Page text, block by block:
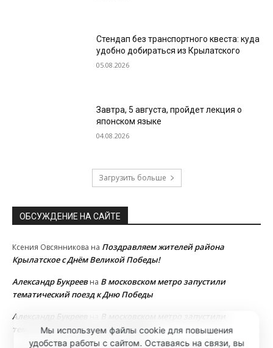
Стендап без транспортного квеста: куда
удобно добираться из Крылатского
05.08.2026
Завтра, 5 августа, пройдет лекция о
японском языке
04.08.2026
Загрузить больше
ОБСУЖДЕНИЕ НА САЙТЕ
Ксения Овсянникова на Поздравляем жителей района
Крылатское с Днём Великой Победы!
Александр Букреевна В московском метро запустили
тематический поезд к Дню Победы
Александр Букреев
В московском метро запустили
тематический поезд к Дню Победы
Мы используем файлы cookie для повышения
удобства работы с сайтом. Оставаясь на связи, вы